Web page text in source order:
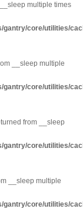
multiple times
gantry/core/utilities/
__sleep multiple
gantry/core/utilities/
from __sleep
gantry/core/utilities/
__sleep multiple
gantry/core/utilities/